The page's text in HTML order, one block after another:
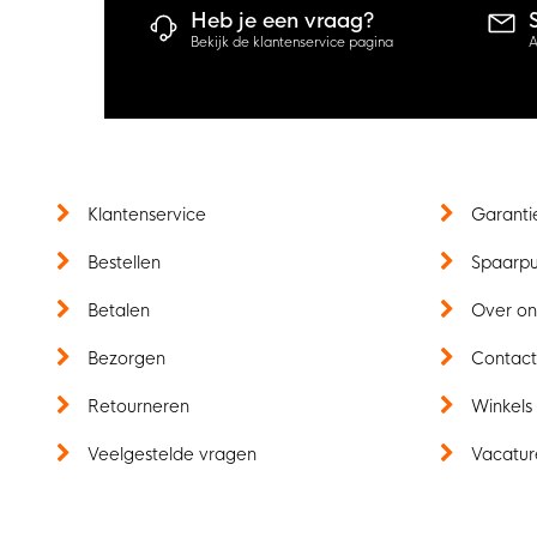
Heb je een vraag?
Bekijk de klantenservice pagina
Klantenservice
Bestellen
Betalen
Bezorgen
Retourneren
Veelgestelde vragen
Over
Contact
Winkels